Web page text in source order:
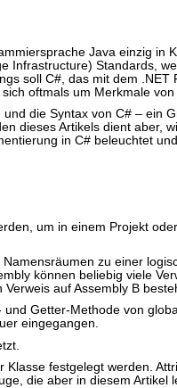
Java einzig in
Standards,
soll C#, das mit dem
oftmals um Merkmale
die Syntax von C# – ein
dieses Artikels dient aber,
in C# beleuchtet
um in einem Projekt
zu einer
können beliebig viele
auf Assembly B
Getter-Methode von
eingegangen.
festgelegt werden.
die aber in diesem